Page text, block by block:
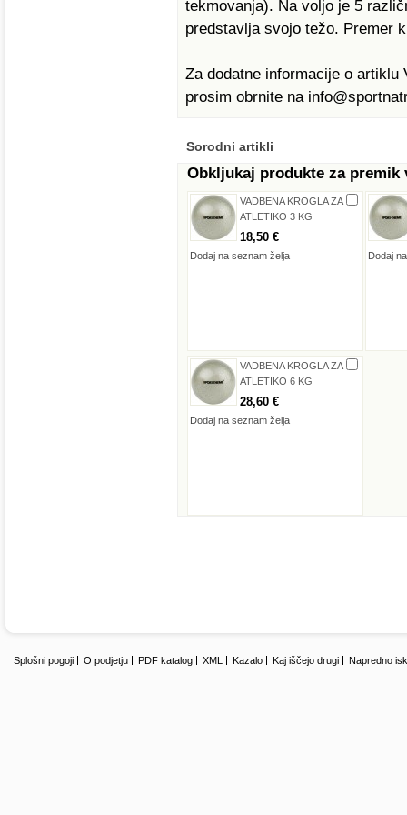
tekmovanja). Na voljo je 5
predstavlja svojo težo. Premer
Za dodatne informacije o artiklu
prosim obrnite na
Sorodni artikli
Obkljukaj produkte za
VADBENA KROGLA ZA
ATLETIKO 3 KG
18,50 €
Dodaj na seznam želja Dodaj
VADBENA KROGLA ZA
ATLETIKO 6 KG
28,60 €
Dodaj na seznam želja
Splošni pogoji O podjetju PDF katalog XML Kazalo Kaj iščejo drugi Napredno